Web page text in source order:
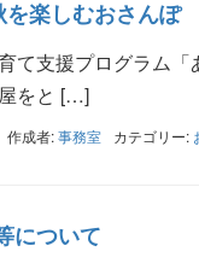
楽しむおさんぽ
て支援プログラム
をと […]
作成者:事務室 カテゴリー:
について